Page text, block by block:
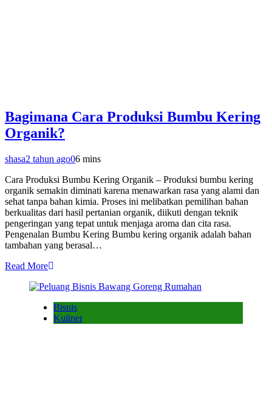
Bagimana Cara Produksi Bumbu Kering
Organik?
shasa2 tahun ago06 mins
Cara Produksi Bumbu Kering Organik – Produksi bumbu kering
organik semakin diminati karena menawarkan rasa yang alami dan
sehat tanpa bahan kimia. Proses ini melibatkan pemilihan bahan
berkualitas dari hasil pertanian organik, diikuti dengan teknik
pengeringan yang tepat untuk menjaga aroma dan cita rasa.
Pengenalan Bumbu Kering Bumbu kering organik adalah bahan
tambahan yang berasal…
Read More
Bisnis
Kuliner